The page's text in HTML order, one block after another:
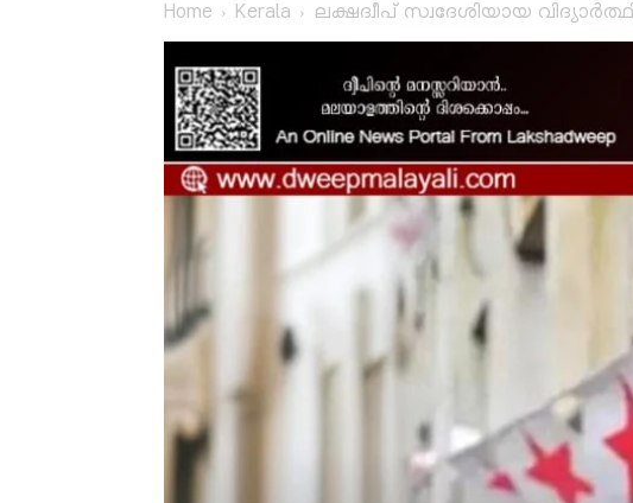
Home Kerala ലക്ഷദ്വീപ് സ്വദേശിയായ